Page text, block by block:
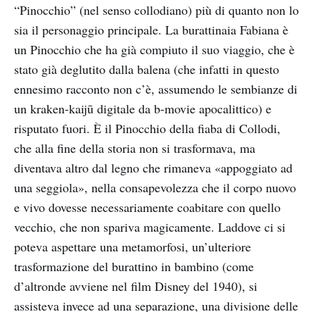
“Pinocchio” (nel senso collodiano) più di quanto non lo
sia il personaggio principale. La burattinaia Fabiana è
un Pinocchio che ha già compiuto il suo viaggio, che è
stato già deglutito dalla balena (che infatti in questo
ennesimo racconto non c’è, assumendo le sembianze di
un kraken-kaijū digitale da b-movie apocalittico) e
risputato fuori. È il Pinocchio della fiaba di Collodi,
che alla fine della storia non si trasformava, ma
diventava altro dal legno che rimaneva «appoggiato ad
una seggiola», nella consapevolezza che il corpo nuovo
e vivo dovesse necessariamente coabitare con quello
vecchio, che non spariva magicamente. Laddove ci si
poteva aspettare una metamorfosi, un’ulteriore
trasformazione del burattino in bambino (come
d’altronde avviene nel film Disney del 1940), si
assisteva invece ad una separazione, una divisione delle